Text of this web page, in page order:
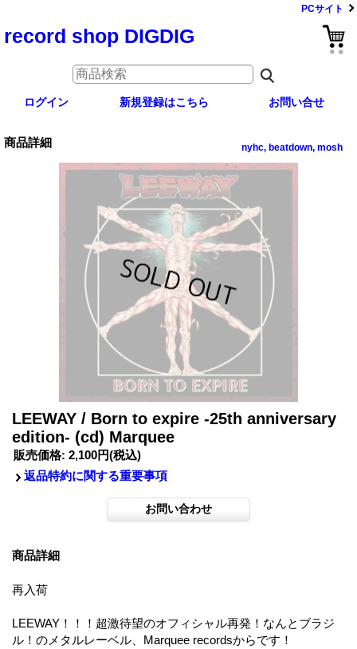
PCサイト
record shop DIGDIG
ログイン 新規登録はこちら お問い合せ
商品詳細 nyhc, beatdown, mosh
LEEWAY / Born to expire -25th anniversary
edition- (cd) Marquee
販売価格: 2,100円(税込)
返品特約に関する重要事項
商品詳細
再入荷
LEEWAY！！！超激待望のオフィシャル再発！なんとブラジ
ル！のメタルレーベル、Marquee recordsからです！